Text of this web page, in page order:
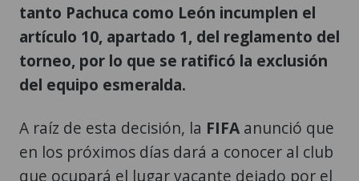
tanto Pachuca como León incumplen el
artículo 10, apartado 1, del reglamento del
torneo, por lo que se ratificó la exclusión
del equipo esmeralda.
A raíz de esta decisión, la FIFA anunció que
en los próximos días dará a conocer al club
que ocupará el lugar vacante dejado por el